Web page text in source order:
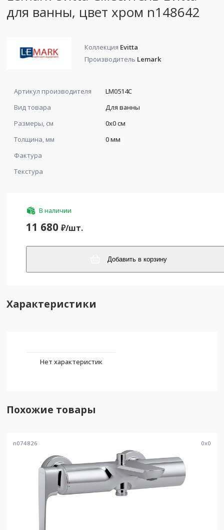
для ванны, цвет хром n148642
Коллекция Evitta
Производитель Lemark
Артикул производителя
LM0514C
Вид товара
Для ванны
Размеры, см
0x0 см
Толщина, мм
0 мм
Фактура
Текстура
В наличии
11 680 ₽/шт.
Добавить в корзину
Характеристики
Нет характеристик
Похожие товары
n074826 0x0